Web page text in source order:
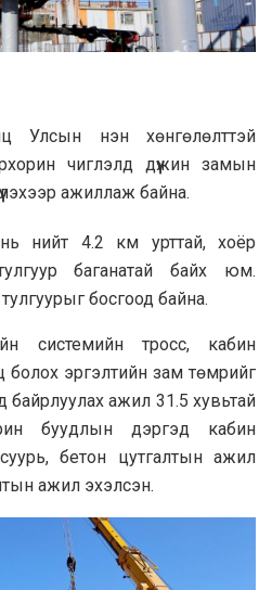
Улсын нэн хөнгөлөлттэй
чиглэлд дүүжин замын
ажиллаж байна.
нийт 4.2 км урттай, хоёр
баганатай байх юм.
босгоод байна.
системийн тросс, кабин
болох эргэлтийн зам төмрийг
ажил 31.5 хувьтай
буудлын дэргэд кабин
бетон цутгалтын ажил
ажил эхэлсэн.